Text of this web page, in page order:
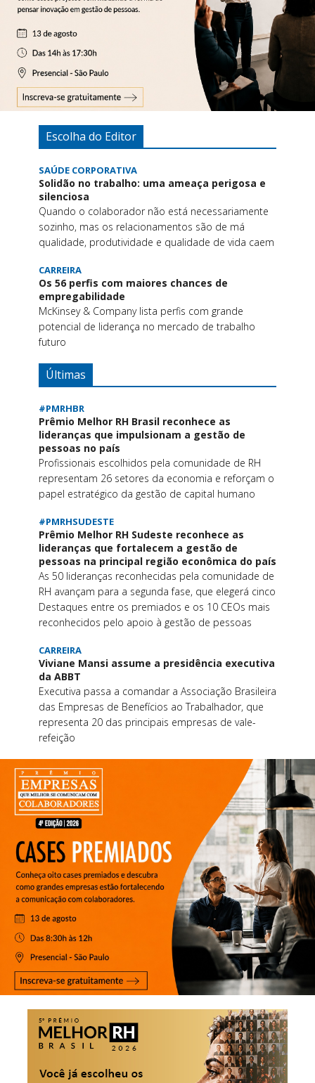
Escolha do Editor
SAÚDE CORPORATIVA
Solidão no trabalho: uma ameaça perigosa e
silenciosa
Quando o colaborador não está necessariamente
sozinho, mas os relacionamentos são de má
qualidade, produtividade e qualidade de vida caem
CARREIRA
Os 56 perfis com maiores chances de
empregabilidade
McKinsey & Company lista perfis com grande
potencial de liderança no mercado de trabalho
futuro
Últimas
#PMRHBR
Prêmio Melhor RH Brasil reconhece as
lideranças que impulsionam a gestão de
pessoas no país
Profissionais escolhidos pela comunidade de RH
representam 26 setores da economia e reforçam o
papel estratégico da gestão de capital humano
#PMRHSUDESTE
Prêmio Melhor RH Sudeste reconhece as
lideranças que fortalecem a gestão de
pessoas na principal região econômica do país
As 50 lideranças reconhecidas pela comunidade de
RH avançam para a segunda fase, que elegerá cinco
Destaques entre os premiados e os 10 CEOs mais
reconhecidos pelo apoio à gestão de pessoas
CARREIRA
Viviane Mansi assume a presidência executiva
da ABBT
Executiva passa a comandar a Associação Brasileira
das Empresas de Benefícios ao Trabalhador, que
representa 20 das principais empresas de vale-
refeição